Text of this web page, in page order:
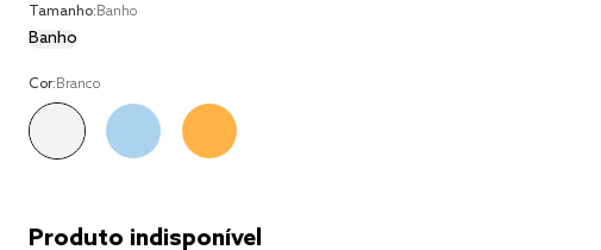
Tamanho: Banho
Banho
Cor: Branco
solteiro
cobre leito
cobertor